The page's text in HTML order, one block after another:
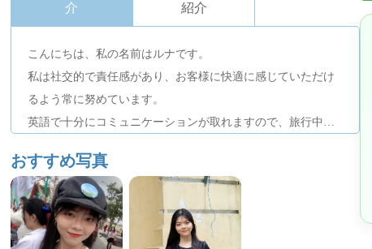
介
紹介
こんにちは、私の名前はルナです。
私は社交的で責任感があり、お客様に快適に感じていただけ
るよう常に努めています。
英語で十分にコミュニケーションが取れますので、旅行中の
ベトナムにお越しの際は、素晴らしい旅行体験ができるよう
お手伝いさせていただきます。
おすすめ写真